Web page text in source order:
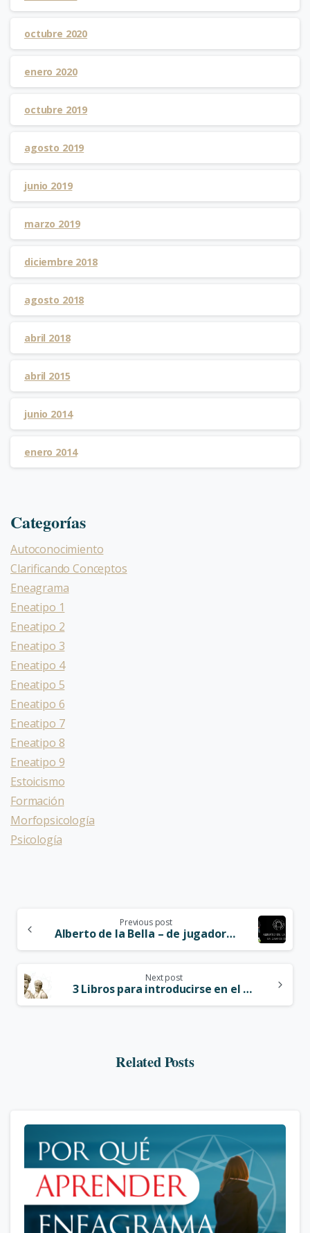
octubre 2020
enero 2020
octubre 2019
agosto 2019
junio 2019
marzo 2019
diciembre 2018
agosto 2018
abril 2018
abril 2015
junio 2014
enero 2014
Categorías
Autoconocimiento
Clarificando Conceptos
Eneagrama
Eneatipo 1
Eneatipo 2
Eneatipo 3
Eneatipo 4
Eneatipo 5
Eneatipo 6
Eneatipo 7
Eneatipo 8
Eneatipo 9
Estoicismo
Formación
Morfopsicología
Psicología
Previous post
Alberto de la Bella – de jugador de fútbol profesional a mentor deportivo
Next post
3 Libros para introducirse en el estoicismo y comprender sus beneficios para nuestra vida
Related Posts